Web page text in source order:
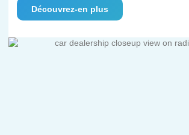
Découvrez-en plus